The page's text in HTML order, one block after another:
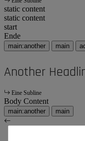
static content
static content
start
Ende
main:another main
Another
Eine Subline
Body Content
main:another main